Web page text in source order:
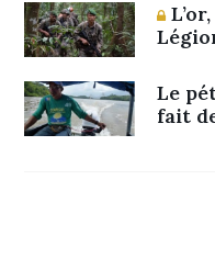
Le
fait